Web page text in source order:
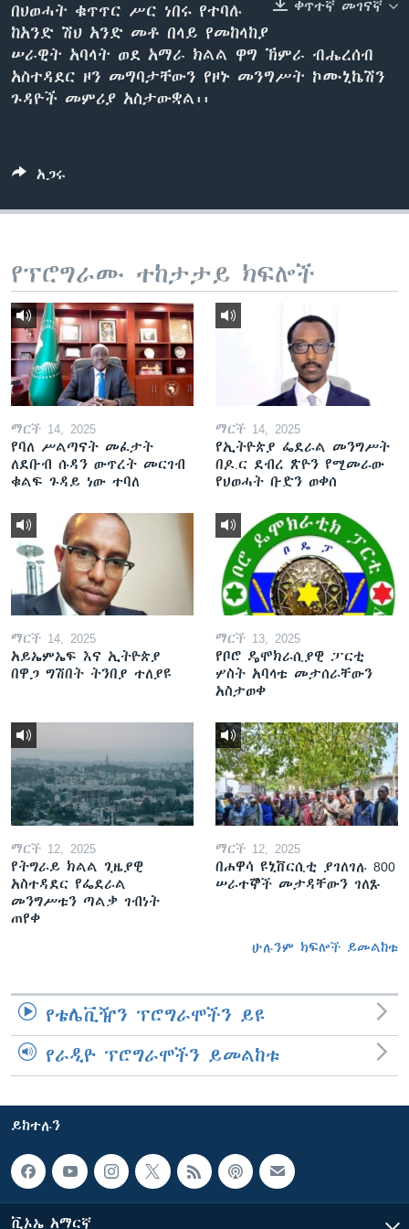
ቋንቋዎች
ቀጥተኛ መገናኛ
በህወሓት ቁጥጥር ሥር ነበሩ የተባሉ
ከአንድ ሽህ አንድ መቶ በላይ የመከላከያ
ሠራዊት አባላት ወደ አማራ ክልል ዋግ ኽምራ ብሔረሰብ
አስተዳደር ዞን መግባታቸውን የዞኑ መንግሥት ኮሙኒኬሽን
ጉዳዮች መምሪያ አስታውቋል፡፡
አጋሩ
የፕሮግራሙ ተከታታይ ክፍሎች
ማርች 14, 2025
የባለ ሥልጣናት መፈታት
ለደቡብ ሱዳን ውጥረት መርገብ
ቁልፍ ጉዳይ ነው ተባለ
ማርች 14, 2025
የኢትዮጵያ ፌደራል መንግሥት
በዶ.ር ደብረ ጽዮን የሚመራው
የህወሓት ቡድን ወቀሰ
ማርች 14, 2025
አይኤምኤፍ እና ኢትዮጵያ
በዋጋ ግሽበት ትንበያ ተለያዩ
ማርች 13, 2025
የቦሮ ዴሞክራሲያዊ ፓርቲ
ሦስት አባላቱ መታሰራቸውን
አስታወቀ
ማርች 12, 2025
የትግራይ ክልል ጊዜያዊ
አስተዳደር የፌደራል
መንግሥቱን ጣልቃ ገብነት
ጠየቀ
ማርች 12, 2025
በሐዋሳ ዩኒቨርሲቲ ያገለገሉ 800
ሠራተኞች መታዳቸውን ገለጹ
ሁሉንም ክፍሎች ይመልከቱ
የቴሌቪዥን ፕሮግራሞችን ይዩ
የራዲዮ ፕሮግራሞችን ይመልከቱ
ይከተሉን
ቪኦኤ አማርኛ